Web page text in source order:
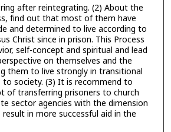
after reintegrating. (2) About the
find out that most of them have
and determined to live according to
Christ since in prison. This Process
self-concept and spiritual and lead
on themselves and the
them to live strongly in transitional
society. (3) It is recommend to
of transferring prisoners to church
sector agencies with the dimension
in more successful aid in the